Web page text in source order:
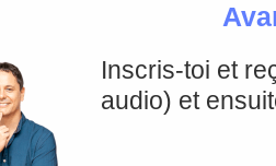
votre niveau de français
Inscris-toi et
audio) et